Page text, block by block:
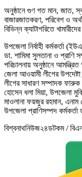
অনুষ্ঠানে গুণ গত মান, জাত,
বাজারজাতকরণ, পরিবেশ ও
বিভিন্ন ক্যাটাগরিতে
উপজেলা নির্বাহী কর্মকর্তা
ডা. শামিমা সুলতানা ও
পরিচালনায় অনুষ্ঠানে
জেলা আওয়ামী লীগের
লীগের সাধারণ সম্পাদক ফারুক
হোসেন ধলা মিয়া, উপজেলা
মাওলানা ফয়জুর রহমান,
উপজেলা প্রাণিসম্পদ কর্মকর্তা
বিশ্বনাথনিউজ২৪ডটকম /